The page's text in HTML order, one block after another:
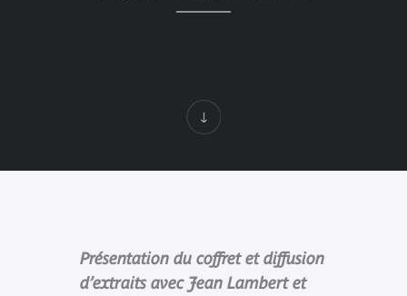
Présentation du coffret et diffusion
d’extraits avec Jean Lambert et